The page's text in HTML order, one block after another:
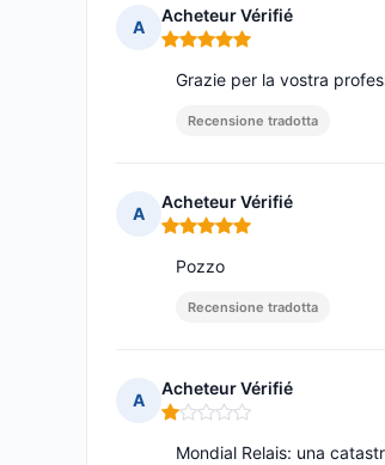
A
Acheteur Vérifié
Nota: 5 su 5
Grazie per la vostra
Recensione tradotta
A
Acheteur Vérifié
Nota: 5 su 5
Pozzo
Recensione tradotta
A
Acheteur Vérifié
Nota: 1 su 5
Mondial Relais: una